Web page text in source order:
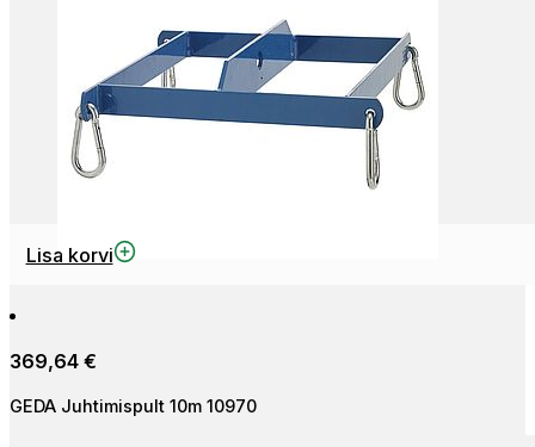
Lisa korvi
369,64 €
GEDA Juhtimispult 10m 10970